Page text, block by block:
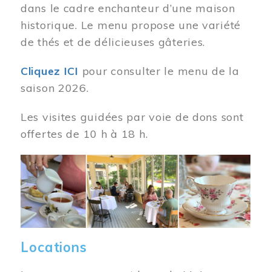
dans le cadre enchanteur d’une maison
historique. Le menu propose une variété
de thés et de délicieuses gâteries.
Cliquez ICI pour consulter le menu de la
saison 2026.
Les visites guidées par voie de dons sont
offertes de 10 h à 18 h.
Image
Locations